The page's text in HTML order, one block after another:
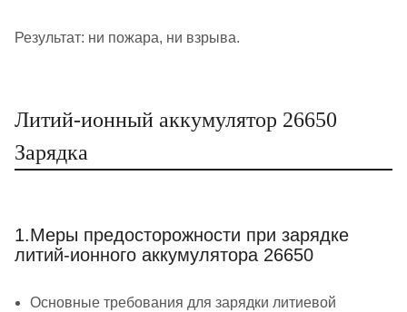
Результат: ни пожара, ни взрыва.
Литий-ионный аккумулятор 26650
Зарядка
1.Меры предосторожности при зарядке
литий-ионного аккумулятора 26650
Основные требования для зарядки литиевой